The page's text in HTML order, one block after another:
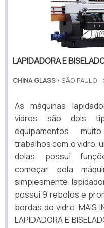
LAPIDADORA E
CHINA GLASS / SÃO PAULO -
As máquinas
vidros são dois
equipamentos
trabalhos com o vidro,
delas possui
começar pela
simplesmente
possui 9 rebolos e
bordas do vidro. MAIS
LAPIDADORA E